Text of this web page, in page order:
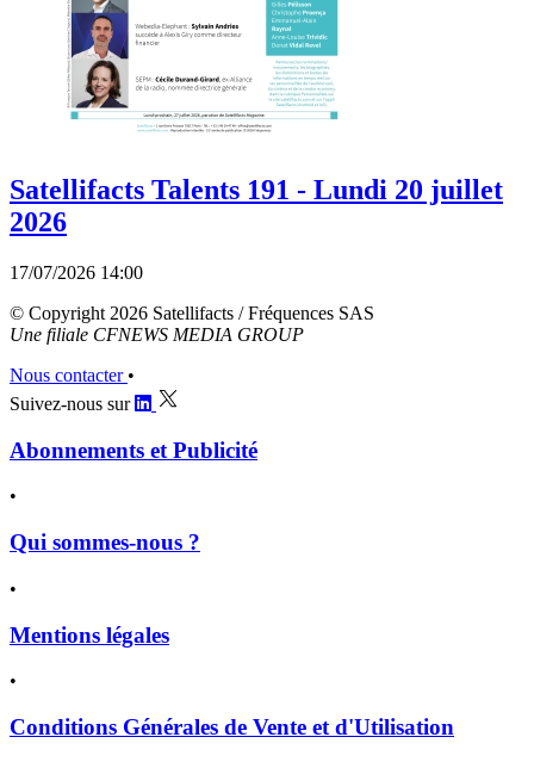
Satellifacts Talents 191 - Lundi 20 juillet
2026
17/07/2026 14:00
© Copyright 2026 Satellifacts / Fréquences SAS
Une filiale CFNEWS MEDIA GROUP
Nous contacter •
Suivez-nous sur
Abonnements et Publicité
•
Qui sommes-nous ?
•
Mentions légales
•
Conditions Générales de Vente et d'Utilisation